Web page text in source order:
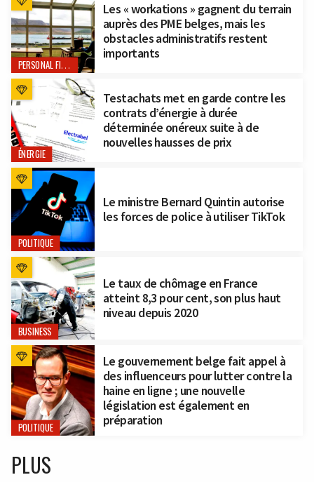
PERSONAL FINANCE
Les « workations » gagnent du terrain
auprès des PME belges, mais les
obstacles administratifs restent
importants
ÉNERGIE
Testachats met en garde contre les
contrats d’énergie à durée
déterminée onéreux suite à de
nouvelles hausses de prix
POLITIQUE
Le ministre Bernard Quintin autorise
les forces de police à utiliser TikTok
BUSINESS
Le taux de chômage en France
atteint 8,3 pour cent, son plus haut
niveau depuis 2020
POLITIQUE
Le gouvernement belge fait appel à
des influenceurs pour lutter contre la
haine en ligne ; une nouvelle
législation est également en
préparation
PLUS